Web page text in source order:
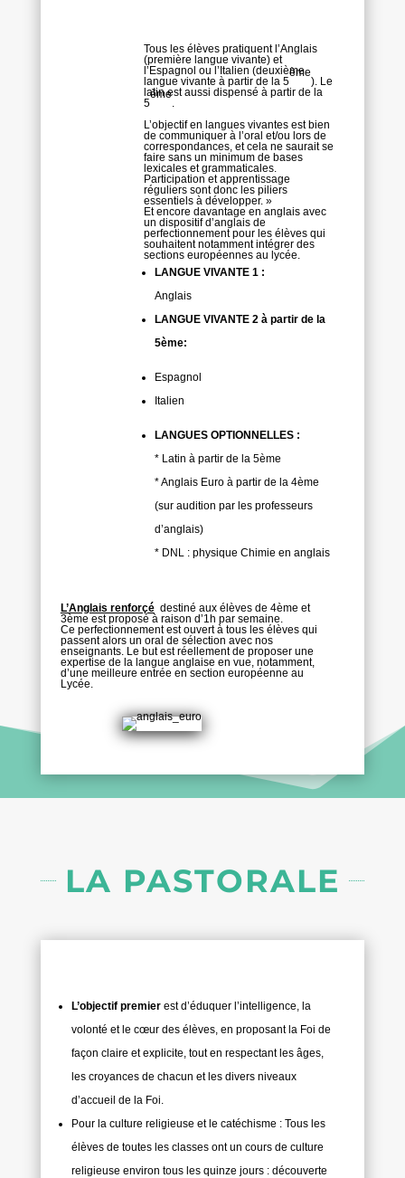
Tous les élèves pratiquent l’Anglais
(première langue vivante) et
l’Espagnol ou l’Italien (deuxième
langue vivante à partir de la 5
ème
). Le
latin est aussi dispensé à partir de la
5
ème
.
L’objectif en langues vivantes est bien
de communiquer à l’oral et/ou lors de
correspondances, et cela ne saurait se
faire sans un minimum de bases
lexicales et grammaticales.
Participation et apprentissage
réguliers sont donc les piliers
essentiels à développer. »
Et encore davantage en anglais avec
un dispositif d’anglais de
perfectionnement pour les élèves qui
souhaitent notamment intégrer des
sections européennes au lycée.
LANGUE VIVANTE 1 :
Anglais
LANGUE VIVANTE 2 à partir de la
5ème:
Espagnol
Italien
LANGUES OPTIONNELLES :
* Latin à partir de la 5ème
* Anglais Euro à partir de la 4ème
(sur audition par les professeurs
d’anglais)
* DNL : physique Chimie en anglais
L’Anglais renforçédestiné aux élèves de 4ème et
3ème est proposé à raison d’1h par semaine.
Ce perfectionnement est ouvert à tous les élèves qui
passent alors un oral de sélection avec nos
enseignants. Le but est réellement de proposer une
expertise de la langue anglaise en vue, notamment,
d’une meilleure entrée en section européenne au
Lycée.
LA PASTORALE
L’objectif premierest d’éduquer l’intelligence, la
volonté et le cœur des élèves, en proposant la Foi de
façon claire et explicite, tout en respectant les âges,
les croyances de chacun et les divers niveaux
d’accueil de la Foi.
Pour la culture religieuse et le catéchisme : Tous les
élèves de toutes les classes ont un cours de culture
religieuse environ tous les quinze jours : découverte